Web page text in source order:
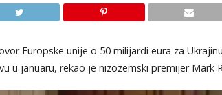
Europske unije o 50 milijardi eura za
u januaru, rekao je nizozemski premijer Mark